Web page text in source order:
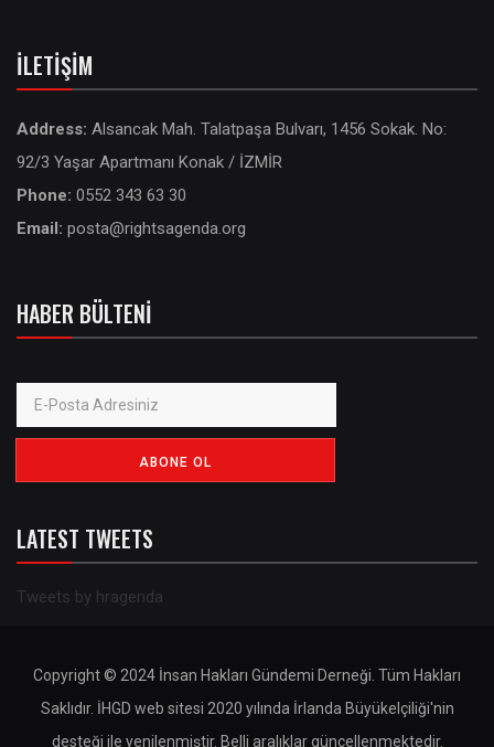
İLETIŞIM
Address: Alsancak Mah. Talatpaşa Bulvarı, 1456 Sokak. No:
92/3 Yaşar Apartmanı Konak / İZMİR
Phone: 0552 343 63 30
Email: posta@rightsagenda.org
HABER BÜLTENI
LATEST TWEETS
Tweets by hragenda
Copyright © 2024 İnsan Hakları Gündemi Derneği. Tüm Hakları
Saklıdır. İHGD web sitesi 2020 yılında İrlanda Büyükelçiliği'nin
desteği ile yenilenmiştir. Belli aralıklar güncellenmektedir.